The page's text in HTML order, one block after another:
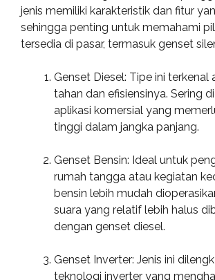
jenis memiliki karakteristik dan fitur
sehingga penting untuk memahami
tersedia di pasar, termasuk genset
Genset Diesel: Tipe ini terkenal
tahan dan efisiensinya. Sering
aplikasi komersial yang
tinggi dalam jangka panjang.
Genset Bensin: Ideal untuk
rumah tangga atau kegiatan
bensin lebih mudah
suara yang relatif lebih halus
dengan genset diesel.
Genset Inverter: Jenis ini
teknologi inverter yang